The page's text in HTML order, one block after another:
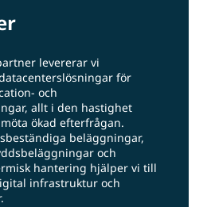
levererar vi
för
och
allt i den hastighet
ökad efterfrågan.
beläggningar,
och
hantering hjälper vi till
infrastruktur och